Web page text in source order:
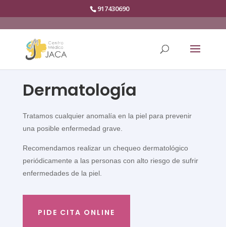
917430690
Dermatología
Tratamos cualquier anomalía en la piel para prevenir
una posible enfermedad grave.
Recomendamos realizar un chequeo dermatológico
periódicamente a las personas con alto riesgo de sufrir
enfermedades de la piel.
PIDE CITA ONLINE